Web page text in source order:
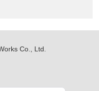
Co., Ltd.